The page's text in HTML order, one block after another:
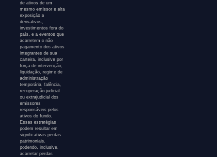
de ativos de um
mesmo emissor e alta
exposição a
derivativos,
investimentos fora do
país, e a eventos que
acarretem o não
pagamento dos ativos
integrantes de sua
carteira, inclusive por
força de intervenção,
liquidação, regime de
administração
temporária, falência,
recuperação judicial
ou extrajudicial dos
emissores
responsáveis pelos
ativos do fundo.
Essas estratégias
podem resultar em
significativas perdas
patrimoniais,
podendo, inclusive,
acarretar perdas